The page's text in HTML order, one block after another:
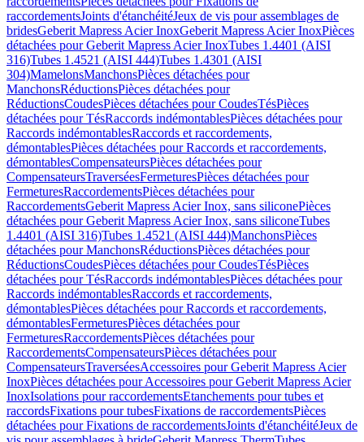
raccordementsJoints d'étanchéitéJeux de vis pour assemblages de
bridesGeberit Mapress Acier InoxGeberit Mapress Acier InoxPièces
détachées pour Geberit Mapress Acier InoxTubes 1.4401 (AISI
316)Tubes 1.4521 (AISI 444)Tubes 1.4301 (AISI
304)MamelonsManchonsPièces détachées pour
ManchonsRéductionsPièces détachées pour
RéductionsCoudesPièces détachées pour CoudesTésPièces
détachées pour TésRaccords indémontablesPièces détachées pour
Raccords indémontablesRaccords et raccordements,
démontablesPièces détachées pour Raccords et raccordements,
démontablesCompensateursPièces détachées pour
CompensateursTraverséesFermeturesPièces détachées pour
FermeturesRaccordementsPièces détachées pour
RaccordementsGeberit Mapress Acier Inox, sans siliconePièces
détachées pour Geberit Mapress Acier Inox, sans siliconeTubes
1.4401 (AISI 316)Tubes 1.4521 (AISI 444)ManchonsPièces
détachées pour ManchonsRéductionsPièces détachées pour
RéductionsCoudesPièces détachées pour CoudesTésPièces
détachées pour TésRaccords indémontablesPièces détachées pour
Raccords indémontablesRaccords et raccordements,
démontablesPièces détachées pour Raccords et raccordements,
démontablesFermeturesPièces détachées pour
FermeturesRaccordementsPièces détachées pour
RaccordementsCompensateursPièces détachées pour
CompensateursTraverséesAccessoires pour Geberit Mapress Acier
InoxPièces détachées pour Accessoires pour Geberit Mapress Acier
InoxIsolations pour raccordementsEtanchements pour tubes et
raccordsFixations pour tubesFixations de raccordementsPièces
détachées pour Fixations de raccordementsJoints d'étanchéitéJeux de